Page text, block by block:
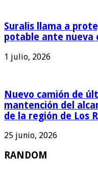
Suralis llama a
potable ante nueva
1 julio, 2026
Nuevo camión de
mantención del
de la región de Los
25 junio, 2026
RANDOM